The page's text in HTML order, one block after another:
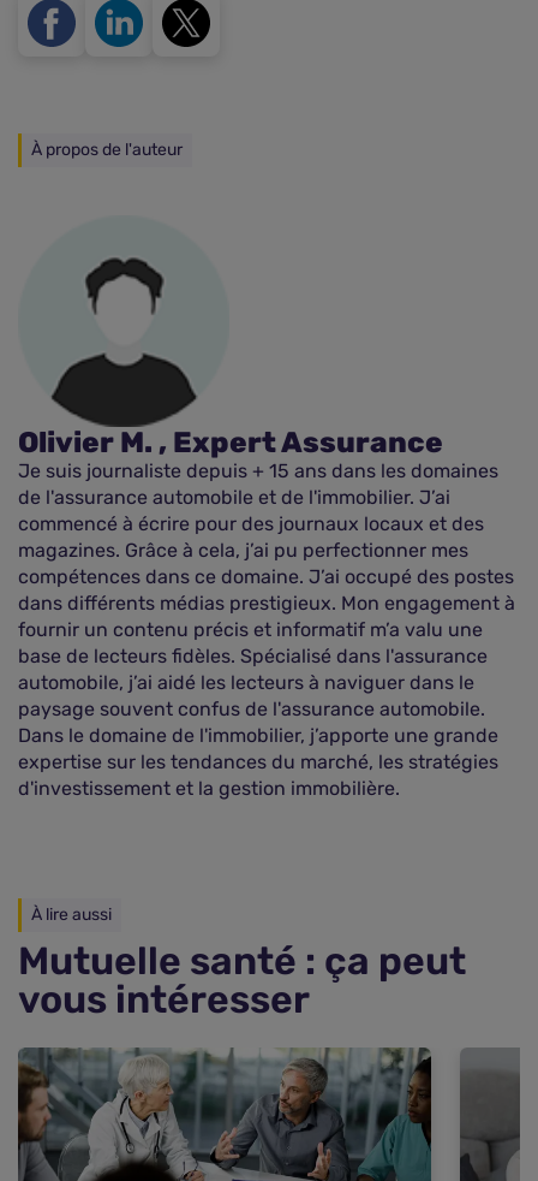
À propos de l'auteur
Olivier M. , Expert Assurance
Je suis journaliste depuis + 15 ans dans les domaines
de l'assurance automobile et de l'immobilier. J’ai
commencé à écrire pour des journaux locaux et des
magazines. Grâce à cela, j’ai pu perfectionner mes
compétences dans ce domaine. J’ai occupé des postes
dans différents médias prestigieux. Mon engagement à
fournir un contenu précis et informatif m’a valu une
base de lecteurs fidèles. Spécialisé dans l'assurance
automobile, j’ai aidé les lecteurs à naviguer dans le
paysage souvent confus de l'assurance automobile.
Dans le domaine de l'immobilier, j’apporte une grande
expertise sur les tendances du marché, les stratégies
d'investissement et la gestion immobilière.
À lire aussi
Mutuelle santé : ça peut
vous intéresser